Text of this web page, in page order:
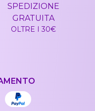
SPEDIZIONE
GRATUITA
OLTRE I 30€